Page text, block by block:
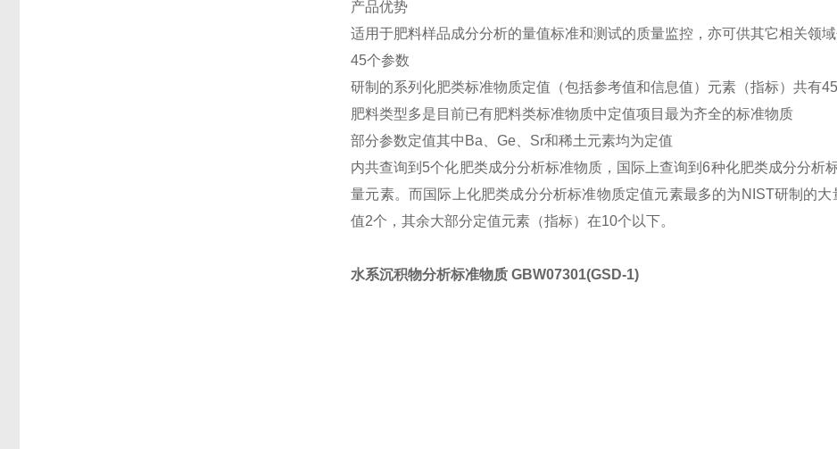
产品优势
适用于肥料样品成分分析的量值标准和测试的质量监控，亦可供其它相关领域
45个参数
研制的系列化肥类标准物质定值（包括参考值和信息值）元素（指标）共有
肥料类型多是目前已有肥料类标准物质中定值项目最为齐全的标准物质
部分参数定值其中Ba、Ge、Sr和稀土元素均为定值
内共查询到5个化肥类成分分析标准物质，国际上查询到6种化肥类成分分析
量元素。而国际上化肥类成分分析标准物质定值元素最多的为NIST研制的
值2个，其余大部分定值元素（指标）在10个以下。
水系沉积物分析标准物质 GBW07301(GSD-1)